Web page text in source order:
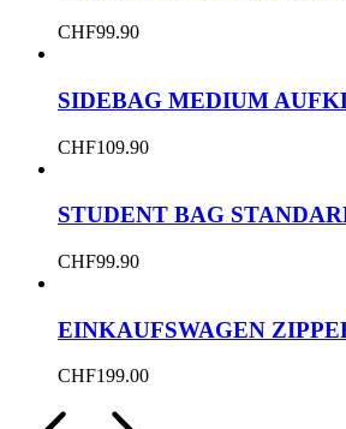
CHF99.90
SIDEBAG MEDIUM
CHF109.90
STUDENT BAG
CHF99.90
EINKAUFSWAGEN
CHF199.00